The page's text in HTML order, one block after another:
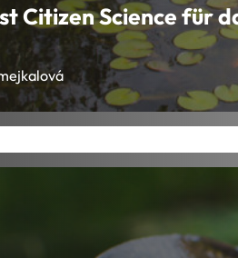
Citizen Science für